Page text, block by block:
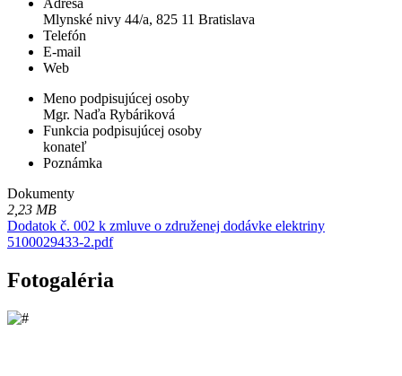
Mlynské nivy 44/a, 825 11 Bratislava
Telefón
E-mail
Web
Meno podpisujúcej osoby
Mgr. Naďa Rybáriková
Funkcia podpisujúcej osoby
konateľ
Poznámka
Dokumenty
2,23 MB
Dodatok č. 002 k zmluve o združenej dodávke elektriny
5100029433-2.pdf
Fotogaléria